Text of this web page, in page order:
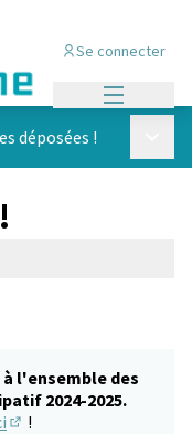
Se connecter
déposées !
l'ensemble des
2024-2025.
!